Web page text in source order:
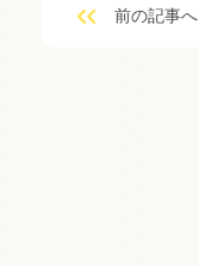
前の記事へ